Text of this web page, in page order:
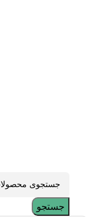
جستجو